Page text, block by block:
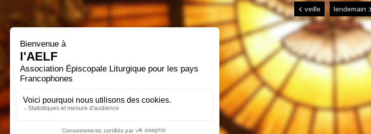
agissant selon le bien, nous obtenions un esprit nouveau.
veille lendemain